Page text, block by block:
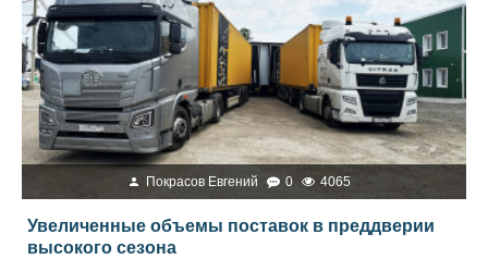
Покрасов Евгений 0 4065
Увеличенные объемы поставок в преддверии
высокого сезона